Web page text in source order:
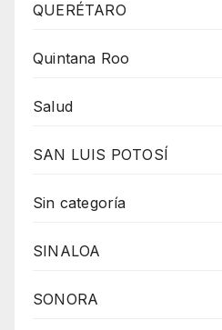
QUERÉTARO
Quintana Roo
Salud
SAN LUIS POTOSÍ
Sin categoría
SINALOA
SONORA